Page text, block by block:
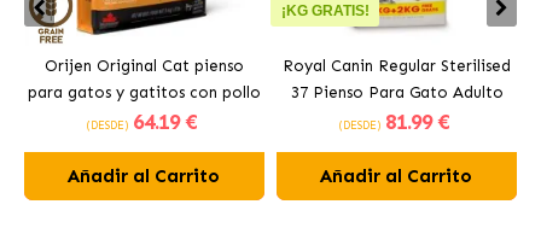
Orijen Original Cat pienso
para gatos y gatitos con pollo
(DESDE) 64.19 €
Añadir al Carrito
¡KG GRATIS!
Royal Canin Regular Sterilised
37 Pienso Para Gato Adulto
Esterilizado
(DESDE) 81.99 €
Añadir al Carrito